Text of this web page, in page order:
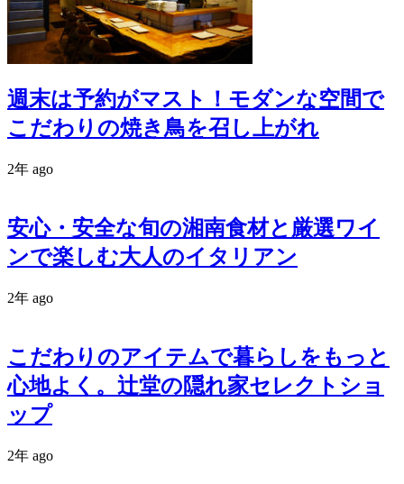
週末は予約がマスト！モダンな空間で
こだわりの焼き鳥を召し上がれ
2年 ago
安心・安全な旬の湘南食材と厳選ワイ
ンで楽しむ大人のイタリアン
2年 ago
こだわりのアイテムで暮らしをもっと
心地よく。辻堂の隠れ家セレクトショ
ップ
2年 ago